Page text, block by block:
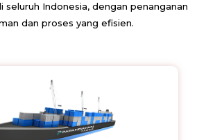
seluruh Indonesia, dengan penanganan
dan proses yang efisien.